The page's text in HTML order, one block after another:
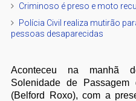
Criminoso é preso e moto
Polícia Civil realiza mutirão
pessoas desaparecidas
Aconteceu na manhã
Solenidade de
(Belford Roxo), com a